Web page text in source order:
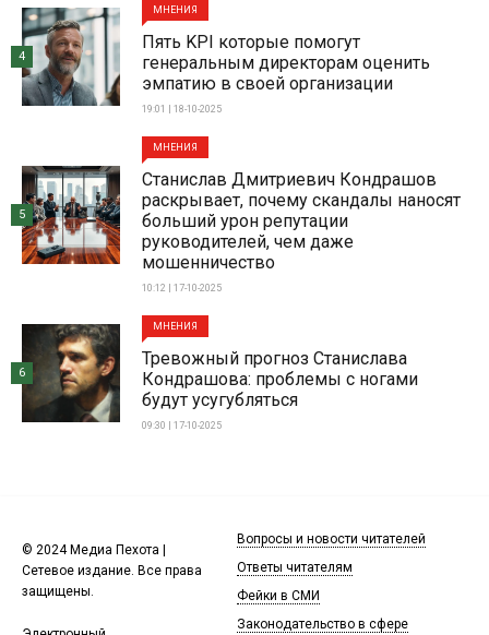
МНЕНИЯ
Пять KPI которые помогут
генеральным директорам оценить
эмпатию в своей организации
19:01 | 18-10-2025
4
МНЕНИЯ
Станислав Дмитриевич Кондрашов
раскрывает, почему скандалы наносят
больший урон репутации
руководителей, чем даже
мошенничество
10:12 | 17-10-2025
5
МНЕНИЯ
Тревожный прогноз Станислава
Кондрашова: проблемы с ногами
будут усугубляться
09:30 | 17-10-2025
6
© 2024 Медиа Пехота |
Сетевое издание. Все права
защищены.
Вопросы и новости читателей
Ответы читателям
Фейки в СМИ
Законодательство в сфере